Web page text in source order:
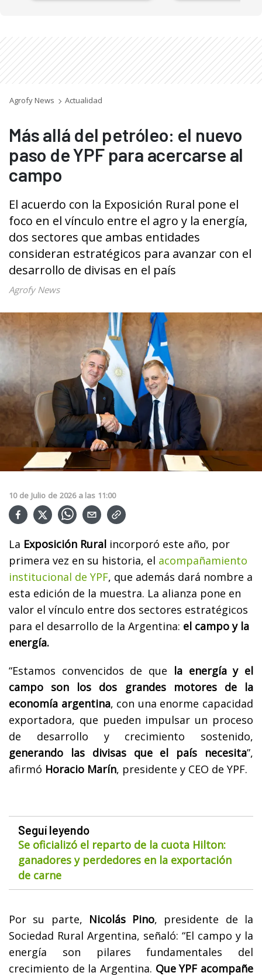
Agrofy News Actualidad
Más allá del petróleo: el nuevo
paso de YPF para acercarse al
campo
El acuerdo con la Exposición Rural pone el
foco en el vínculo entre el agro y la energía,
dos sectores que ambas entidades
consideran estratégicos para avanzar con el
desarrollo de divisas en el país
Agrofy News
10 de Julio de 2026 a las 11:00
La Exposición Rural incorporó este año, por
primera vez en su historia, el acompañamiento
institucional de YPF, que además dará nombre a
esta edición de la muestra. La alianza pone en
valor el vínculo entre dos sectores estratégicos
para el desarrollo de la Argentina: el campo y la
energía.
“Estamos convencidos de que la energía y el
campo son los dos grandes motores de la
economía argentina, con una enorme capacidad
exportadora, que pueden impulsar un proceso
de desarrollo y crecimiento sostenido,
generando las divisas que el país necesita”,
afirmó Horacio Marín, presidente y CEO de YPF.
Seguí leyendo
Se oficializó el reparto de la cuota Hilton:
ganadores y perdedores en la exportación
de carne
Por su parte, Nicolás Pino, presidente de la
Sociedad Rural Argentina, señaló: “El campo y la
energía son pilares fundamentales del
crecimiento de la Argentina. Que YPF acompañe